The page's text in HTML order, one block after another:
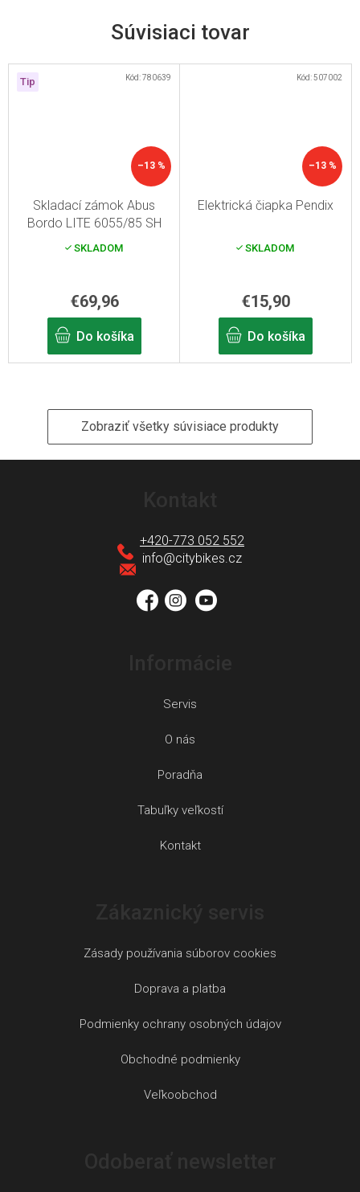
Súvisiaci tovar
Tip
–13 %
Skladací zámok Abus
Bordo LITE 6055/85 SH
čierny
SKLADOM
€69,96
Do košíka
Kód: 780639
–13 %
Elektrická čiapka Pendix
SKLADOM
€15,90
Do košíka
Kód:507002
Zobraziť všetky súvisiace produkty
info@citybikes.cz
+420-773 052 552
Servis
O nás
Poradňa
Tabuľky veľkostí
Kontakt
Zásady používania súborov cookies
Doprava a platba
Podmienky ochrany osobných údajov
Obchodné podmienky
Veľkoobchod